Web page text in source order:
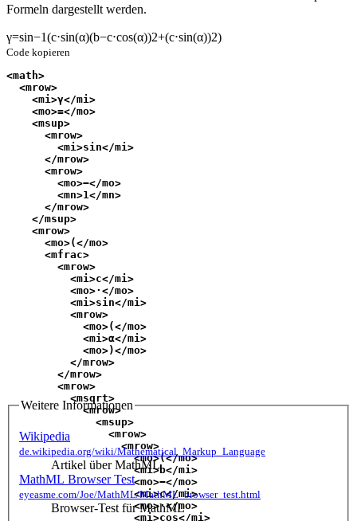
Formeln dargestellt werden.
γ=sin−1(c⋅sin(α)(b−c⋅cos(α))2+(c⋅sin(α))2)
Code kopieren
<math>
  <mrow>
    <mi>γ</mi>
    <mo>=</mo>
    <msup>
      <mrow>
        <mi>sin</mi>
      </mrow>
      <mrow>
        <mo>−</mo>
        <mn>1</mn>
      </mrow>
    </msup>
    <mrow>
      <mo>(</mo>
      <mfrac>
        <mrow>
          <mi>c</mi>
          <mo>⋅</mo>
          <mi>sin</mi>
          <mrow>
            <mo>(</mo>
            <mi>α</mi>
            <mo>)</mo>
          </mrow>
        </mrow>
        <mrow>
          <msqrt>
            <mrow>
              <msup>
                <mrow>
                  <mrow>
                    <mo>(</mo>
                    <mi>b</mi>
                    <mo>−</mo>
                    <mi>c</mi>
                    <mo>⋅</mo>
                    <mi>cos</mi>
Weitere Informationen
Wikipedia
de.wikipedia.org/wiki/Mathematical_Markup_Language
Artikel über MathML
MathML Browser Test
eyeasme.com/Joe/MathML/MathML_browser_test.html
Browser-Test für MathML